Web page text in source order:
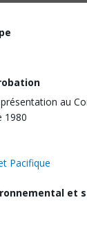
au
1980
Pacifique
et